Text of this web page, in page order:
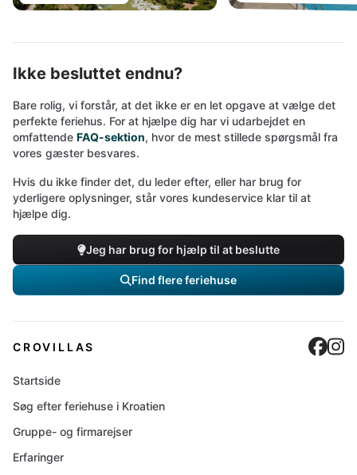
Ikke besluttet endnu?
Bare rolig, vi forstår, at det ikke er en let opgave at vælge det
perfekte feriehus. For at hjælpe dig har vi udarbejdet en
omfattende FAQ-sektion, hvor de mest stillede spørgsmål fra
vores gæster besvares.
Hvis du ikke finder det, du leder efter, eller har brug for
yderligere oplysninger, står vores kundeservice klar til at
hjælpe dig.
Jeg har brug for hjælp til at beslutte
Find flere feriehuse
CROVILLAS
Startside
Søg efter feriehuse i Kroatien
Gruppe- og firmarejser
Erfaringer